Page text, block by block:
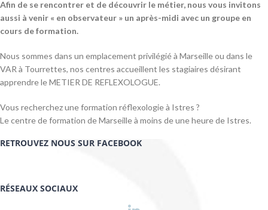
Afin de se rencontrer et de découvrir le métier, nous vous invitons
aussi à venir « en observateur » un après-midi avec un groupe en
cours de formation.
Nous sommes dans un emplacement privilégié à Marseille ou dans le
VAR à Tourrettes, nos centres accueillent les stagiaires désirant
apprendre le METIER DE REFLEXOLOGUE.
Vous recherchez une formation réflexologie à Istres ?
Le centre de formation de Marseille à moins de une heure de Istres.
RETROUVEZ NOUS SUR FACEBOOK
RÉSEAUX SOCIAUX